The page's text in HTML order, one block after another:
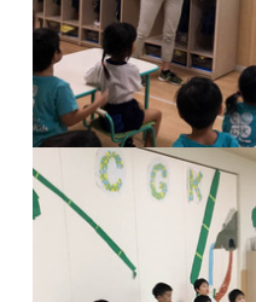
SCHOOL NEWS
企業情報
保育園用物件紹介